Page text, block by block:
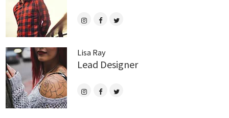
Lisa Ray
Lead Designer